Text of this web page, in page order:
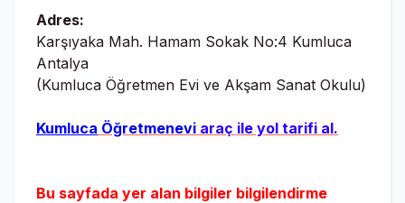
Adres:
Karşıyaka Mah. Hamam Sokak No:4 Kumluca
Antalya
(Kumluca Öğretmen Evi ve Akşam Sanat Okulu)
Kumluca Öğretmenevi araç ile yol tarifi al.
Bu sayfada yer alan bilgiler bilgilendirme